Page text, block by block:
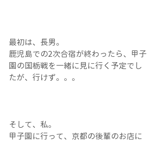
最初は、長男。
鹿児島での2次合宿が終わったら、甲子
園の国栃戦を一緒に見に行く予定でし
たが、行けず。。。
そして、私。
甲子園に行って、京都の後輩のお店に